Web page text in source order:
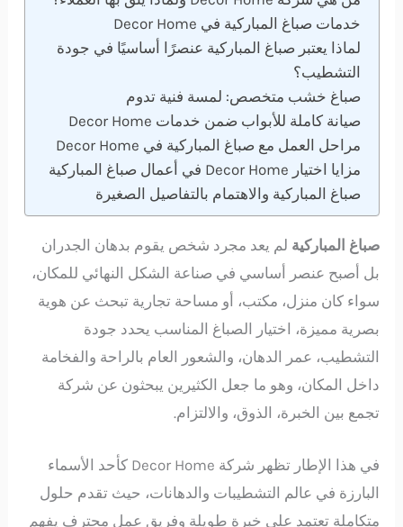
خدمات صباغ المباركية في Decor Home
لماذا يعتبر صباغ المباركية عنصرًا أساسيًا في جودة
التشطيب؟
صباغ خشب متخصص: لمسة فنية تدوم
صيانة كاملة للأبواب ضمن خدمات Decor Home
مراحل العمل مع صباغ المباركية في Decor Home
مزايا اختيار Decor Home في أعمال صباغ المباركية
صباغ المباركية والاهتمام بالتفاصيل الصغيرة
صباغ المباركية لم يعد مجرد شخص يقوم بدهان الجدران
بل أصبح عنصر أساسي في صناعة الشكل النهائي للمكان،
سواء كان منزل، مكتب، أو مساحة تجارية تبحث عن هوية
بصرية مميزة، اختيار الصباغ المناسب يحدد جودة
التشطيب، عمر الدهان، والشعور العام بالراحة والفخامة
داخل المكان، وهو ما جعل الكثيرين يبحثون عن شركة
تجمع بين الخبرة، الذوق، والالتزام.
في هذا الإطار تظهر شركة Decor Home كأحد الأسماء
البارزة في عالم التشطيبات والدهانات، حيث تقدم حلول
متكاملة تعتمد على خبرة طويلة وفريق عمل محترف يفهم